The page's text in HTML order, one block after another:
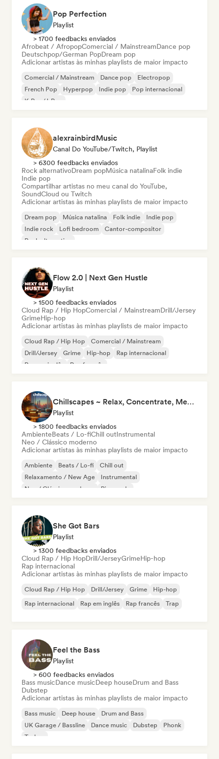
Pop Perfection
Playlist
> 1700 feedbacks enviados
Afrobeat / AfropopComercial / MainstreamDance pop
Deutschpop/German PopDream pop
Adicionar artistas às minhas playlists de maior impacto
Comercial / Mainstream Dance pop
Electropop
French Pop
Hyperpop Indie pop
Pop internacional
K-Pop/J-Pop
alexrainbirdMusic
Canal Do YouTube/Twitch, Playlist
> 6300 feedbacks enviados
Rock alternativoDream popMúsica natalinaFolk indie
Indie pop
Compartilhar artistas no meu canal do YouTube,
SoundCloud ou Twitch
Adicionar artistas às minhas playlists de maior impacto
Dream pop Música natalina Folk indie
Indie pop
Indie rock
Lofi bedroom
Cantor-compositor
Rock alternativo
Flow 2.0 | Next Gen Hustle
Playlist
> 1500 feedbacks enviados
Cloud Rap / Hip HopComercial / MainstreamDrill/Jersey
GrimeHip-hop
Adicionar artistas às minhas playlists de maior impacto
Cloud Rap / Hip Hop
Comercial / Mainstream
Drill/Jersey
Grime Hip-hop
Rap internacional
Rap em inglês
Rap francês
Chillscapes ~ Relax, Concentrate, Meditate, Sleep, Dream
Playlist
> 1800 feedbacks enviados
AmbienteBeats / Lo-fiChill outInstrumental
Neo / Clássico moderno
Adicionar artistas às minhas playlists de maior impacto
Ambiente Beats / Lo-fi
Chill out
Relaxamento / New Age
Instrumental
Neo / Clássico moderno
Piano solo
She Got Bars
Playlist
> 1300 feedbacks enviados
Cloud Rap / Hip HopDrill/JerseyGrimeHip-hop
Rap internacional
Adicionar artistas às minhas playlists de maior impacto
Cloud Rap / Hip Hop Drill/Jersey Grime
Hip-hop
Rap internacional
Rap em inglês Rap francês Trap
Feel the Bass
Playlist
> 600 feedbacks enviados
Bass musicDance musicDeep houseDrum and Bass
Dubstep
Adicionar artistas às minhas playlists de maior impacto
Bass music Deep house
Drum and Bass
UK Garage / Bassline
Dance music Dubstep
Phonk
Techno